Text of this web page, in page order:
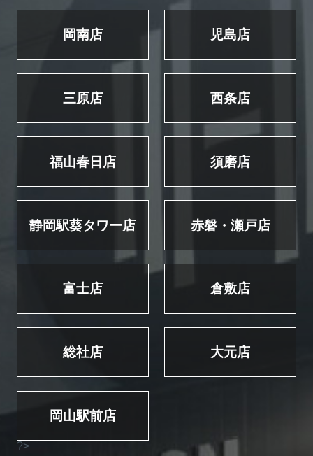
岡南店 児島店
三原店 西条店
福山春日店 須磨店
静岡駅葵タワー店 赤磐・瀬戸店
富士店 倉敷店
総社店 大元店
岡山駅前店
?>